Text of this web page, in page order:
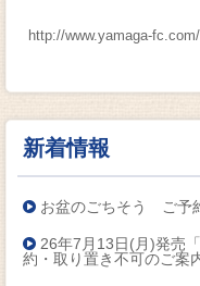
http://www.yamaga-fc.com/
新着情報
お盆のごちそう ご予
26年7月13日(月)発売
約・取り置き不可のご案